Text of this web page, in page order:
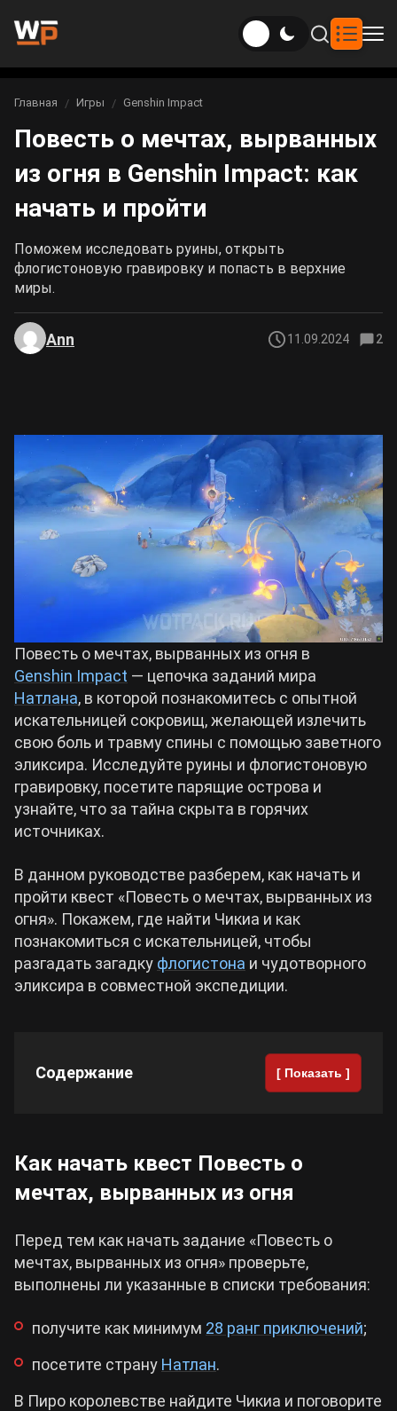
Новости
Новости Genshin Impact
Новости Zenless Zone Zero
Игры
Genshin Impact
Neverness to Everness
Gothic 1 Remake
Zenless Zone Zero
Kingdom Come: Deliverance 2
Wuthering Waves
Roblox
Hogwarts Legacy
Cyberpunk 2077
Все игры
Билды
Билды Genshin Impact
Билды Honkai: Star Rail
Билды Zenless Zone Zero
Билды Arknights: Endfield
Билды Wuthering Waves
Билды Cyberpunk 2077
Билды Path of Exile 2
Интересное
Рейтинги
Аниме
Вы здесь:
Главная Игры Genshin Impact
Повесть о мечтах, вырванных
из огня в Genshin Impact: как
начать и пройти
Поможем исследовать руины, открыть
флогистоновую гравировку и попасть в верхние
миры.
Ann 11.09.2024 2
Повесть о мечтах, вырванных из огня в
Genshin Impact — цепочка заданий мира
Натлана, в которой познакомитесь с опытной
искательницей сокровищ, желающей излечить
свою боль и травму спины с помощью заветного
эликсира. Исследуйте руины и флогистоновую
гравировку, посетите парящие острова и
узнайте, что за тайна скрыта в горячих
источниках.
В данном руководстве разберем, как начать и
пройти квест «Повесть о мечтах, вырванных из
огня». Покажем, где найти Чикиа и как
познакомиться с искательницей, чтобы
разгадать загадку флогистона и чудотворного
эликсира в совместной экспедиции.
Содержание [ Показать ]
Как начать квест Повесть о
мечтах, вырванных из огня
Перед тем как начать задание «Повесть о
мечтах, вырванных из огня» проверьте,
выполнены ли указанные в списки требования:
получите как минимум 28 ранг приключений;
посетите страну Натлан.
В Пиро королевстве найдите Чикиа и поговорите